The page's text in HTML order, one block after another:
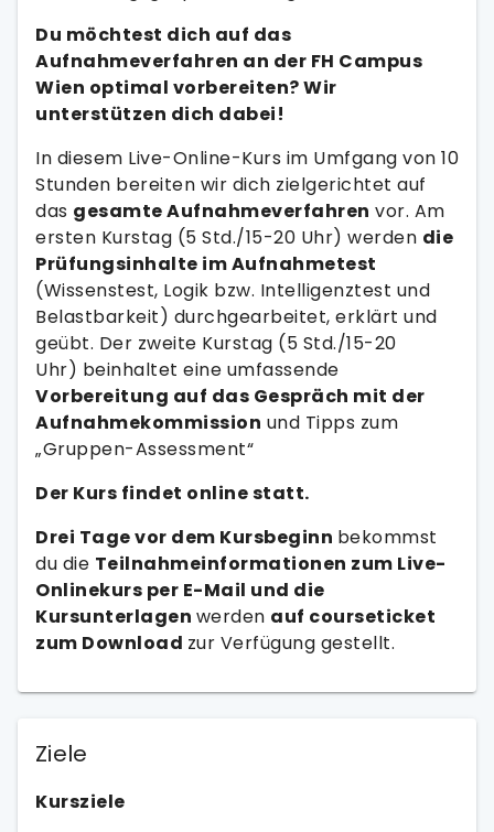
Du möchtest dich auf das
Aufnahmeverfahren an der FH Campus
Wien optimal vorbereiten? Wir
unterstützen dich dabei!
In diesem Live-Online-Kurs im Umfgang von 10
Stunden bereiten wir dich zielgerichtet auf
das gesamte Aufnahmeverfahren vor. Am
ersten Kurstag (5 Std./15-20 Uhr) werden die
Prüfungsinhalte im Aufnahmetest
(Wissenstest, Logik bzw. Intelligenztest und
Belastbarkeit) durchgearbeitet, erklärt und
geübt. Der zweite Kurstag (5 Std./15-20
Uhr) beinhaltet eine umfassende
Vorbereitung auf das Gespräch mit der
Aufnahmekommission und Tipps zum
„Gruppen-Assessment“
Der Kurs findet online statt.
Drei Tage vor dem Kursbeginn bekommst
du die Teilnahmeinformationen zum Live-
Onlinekurs per E-Mail und die
Kursunterlagen werden auf courseticket
zum Download zur Verfügung gestellt.
Ziele
Kursziele